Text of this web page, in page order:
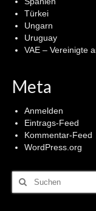
Türkei
Ungarn
Uruguay
VAE – Vereinigte
Meta
Anmelden
Eintrags-Feed
Kommentar-Feed
WordPress.org
Suchen
nach: